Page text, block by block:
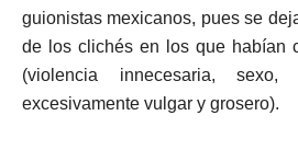
guionistas mexicanos, pues se
de los clichés en los que habían
(violencia innecesaria, sexo,
excesivamente vulgar y grosero).